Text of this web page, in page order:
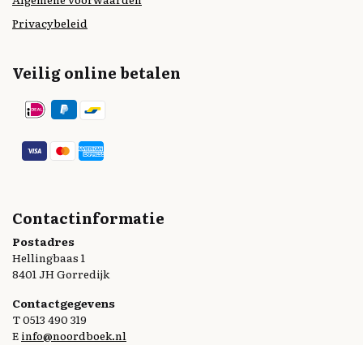
Privacybeleid
Veilig online betalen
Contactinformatie
Postadres
Hellingbaas 1
8401 JH Gorredijk
Contactgegevens
T 0513 490 319
E info@noordboek.nl